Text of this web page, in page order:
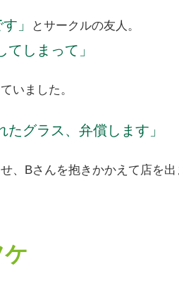
」 とサークルの友人。
てしまって」
いました。
たグラス、弁償します」
、Bさんを抱きかかえて店を出